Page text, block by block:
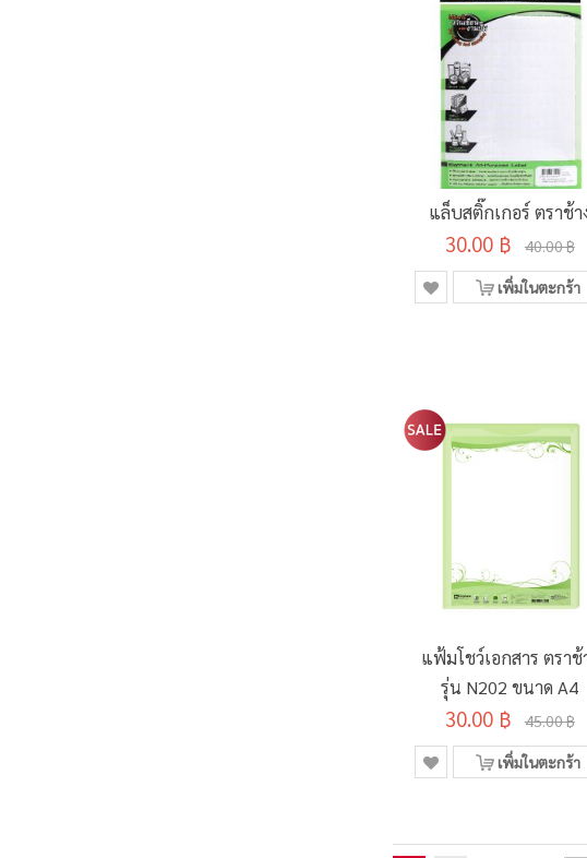
แล็บสติ๊กเกอร์ ตราช้า
30.00 ฿ 40.00 ฿
เพิ่มในตะกร้า
แฟ้มโชว์เอกสาร ตราช้
รุ่น N202 ขนาด A4
30.00 ฿ 45.00 ฿
เพิ่มในตะกร้า